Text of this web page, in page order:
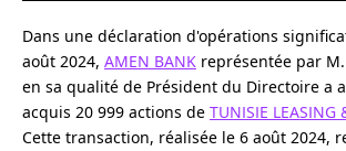
Dans une déclaration d'opérations
août 2024, AMEN BANK représentée par M.
en sa qualité de Président du Directoire a
acquis 20 999 actions de TUNISIE LEASING
Cette transaction, réalisée le 6 août 2024,